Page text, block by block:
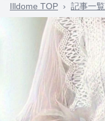
Illdome TOP › 記事一覧